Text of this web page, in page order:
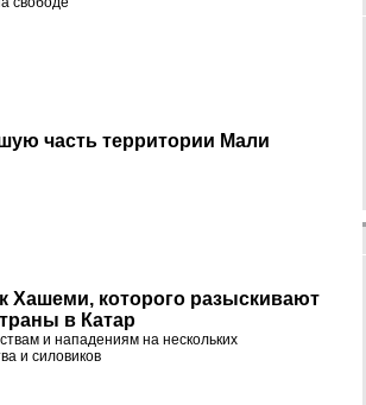
часть территории Мали
Хашеми, которого разыскивают
в Катар
и нападениям на нескольких
и силовиков